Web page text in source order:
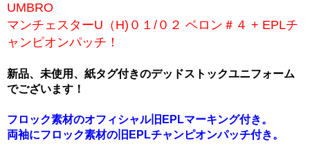
UMBRO
マンチェスターU（H)０１/０２ ベロン＃４ + EPLチ
ャンピオンパッチ！
新品、未使用、紙タグ付きのデッドストックユニフォーム
でございます！
フロック素材のオフィシャル旧EPLマーキング付き。
両袖にフロック素材の旧EPLチャンピオンパッチ付き。